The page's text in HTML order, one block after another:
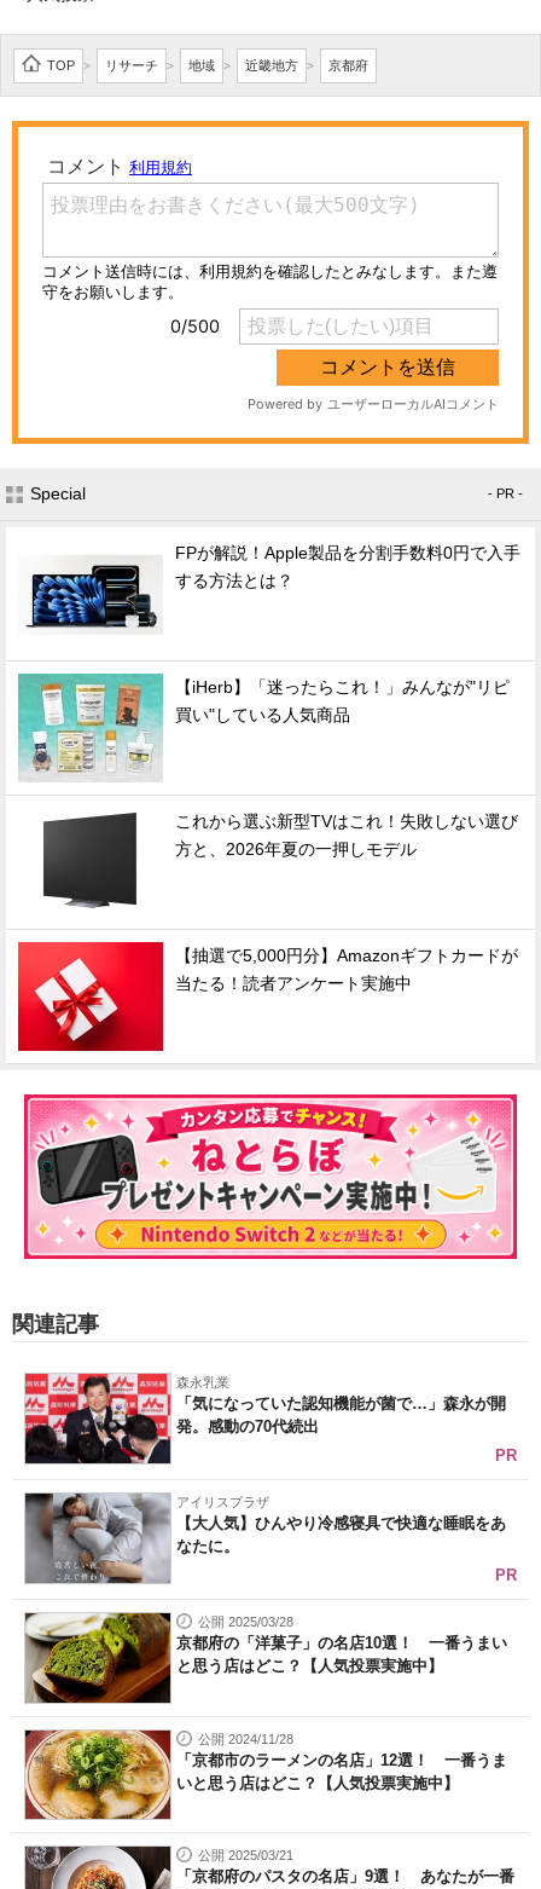
TOP > リサーチ > 地域 > 近畿地方 > 京都府
Special - PR -
FPが解説！Apple製品を分割手数料0円で入手
する方法とは？
【iHerb】「迷ったらこれ！」みんなが"リピ
買い"している人気商品
これから選ぶ新型TVはこれ！失敗しない選び
方と、2026年夏の一押しモデル
【抽選で5,000円分】Amazonギフトカードが
当たる！読者アンケート実施中
関連記事
森永乳業
「気になっていた認知機能が菌で…」森永が開
発。感動の70代続出
PR
アイリスプラザ
【大人気】ひんやり冷感寝具で快適な睡眠をあ
なたに。
PR
公開 2025/03/28
京都府の「洋菓子」の名店10選！ 一番うまい
と思う店はどこ？【人気投票実施中】
公開 2024/11/28
「京都市のラーメンの名店」12選！ 一番うま
いと思う店はどこ？【人気投票実施中】
公開 2025/03/21
「京都府のパスタの名店」9選！ あなたが一番